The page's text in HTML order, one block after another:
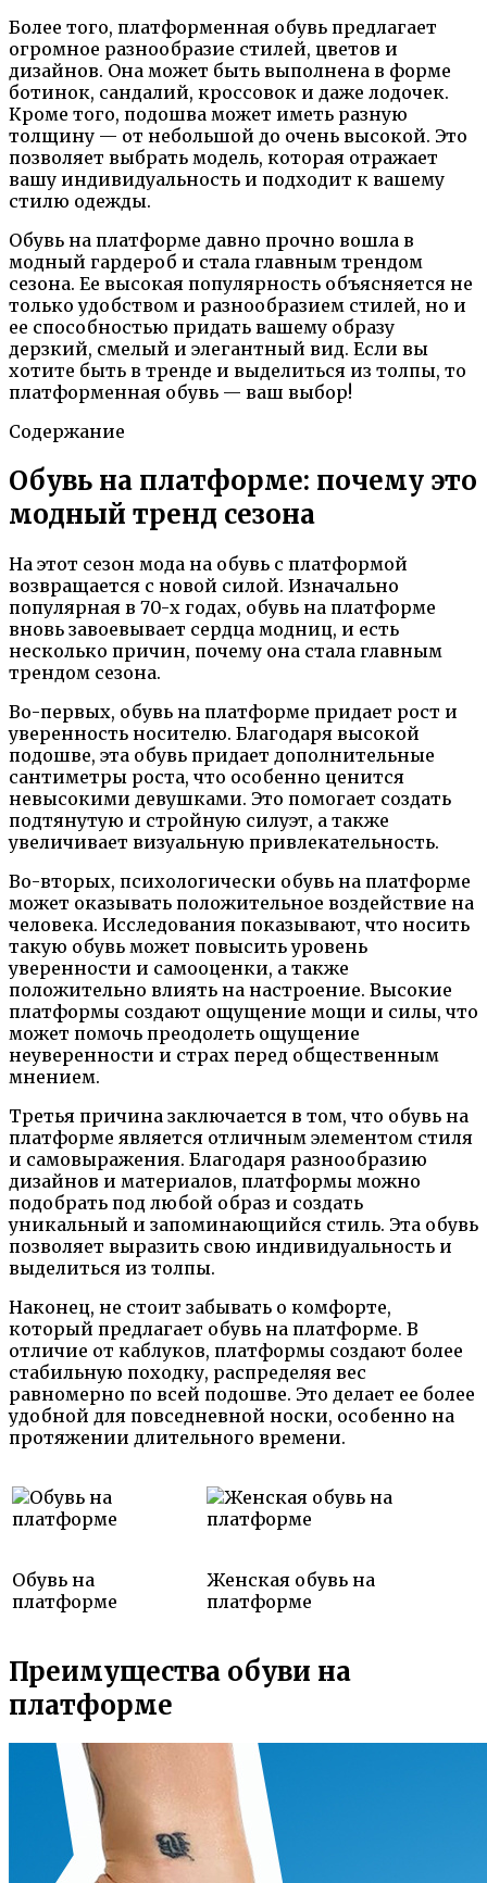
Более того, платформенная обувь предлагает
огромное разнообразие стилей, цветов и
дизайнов. Она может быть выполнена в форме
ботинок, сандалий, кроссовок и даже лодочек.
Кроме того, подошва может иметь разную
толщину — от небольшой до очень высокой. Это
позволяет выбрать модель, которая отражает
вашу индивидуальность и подходит к вашему
стилю одежды.
Обувь на платформе давно прочно вошла в
модный гардероб и стала главным трендом
сезона. Ее высокая популярность объясняется не
только удобством и разнообразием стилей, но и
ее способностью придать вашему образу
дерзкий, смелый и элегантный вид. Если вы
хотите быть в тренде и выделиться из толпы, то
платформенная обувь — ваш выбор!
Содержание
Обувь на платформе: почему это
модный тренд сезона
На этот сезон мода на обувь с платформой
возвращается с новой силой. Изначально
популярная в 70-х годах, обувь на платформе
вновь завоевывает сердца модниц, и есть
несколько причин, почему она стала главным
трендом сезона.
Во-первых, обувь на платформе придает рост и
уверенность носителю. Благодаря высокой
подошве, эта обувь придает дополнительные
сантиметры роста, что особенно ценится
невысокими девушками. Это помогает создать
подтянутую и стройную силуэт, а также
увеличивает визуальную привлекательность.
Во-вторых, психологически обувь на платформе
может оказывать положительное воздействие на
человека. Исследования показывают, что носить
такую обувь может повысить уровень
уверенности и самооценки, а также
положительно влиять на настроение. Высокие
платформы создают ощущение мощи и силы, что
может помочь преодолеть ощущение
неуверенности и страх перед общественным
мнением.
Третья причина заключается в том, что обувь на
платформе является отличным элементом стиля
и самовыражения. Благодаря разнообразию
дизайнов и материалов, платформы можно
подобрать под любой образ и создать
уникальный и запоминающийся стиль. Эта обувь
позволяет выразить свою индивидуальность и
выделиться из толпы.
Наконец, не стоит забывать о комфорте,
который предлагает обувь на платформе. В
отличие от каблуков, платформы создают более
стабильную походку, распределяя вес
равномерно по всей подошве. Это делает ее более
удобной для повседневной носки, особенно на
протяжении длительного времени.
Обувь на
платформе
Женская обувь на
платформе
Преимущества обуви на
платформе